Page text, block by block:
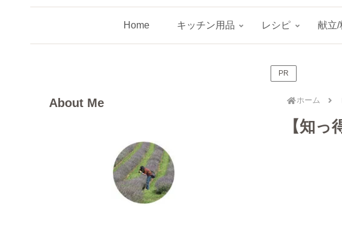
Home キッチン用品 レシピ 献立/
PR
ホーム
【知
About Me